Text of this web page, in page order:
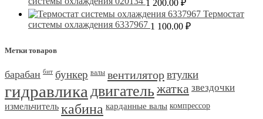
1 200.00 ₽
Термостат
системы охлаждения 6337967 1 100.00 ₽
Метки товаров
барабан бит бункер валы вентиляторвтулки
гидравлика двигатель жатка звездочки
измельчитель кабина карданные валы компрессор